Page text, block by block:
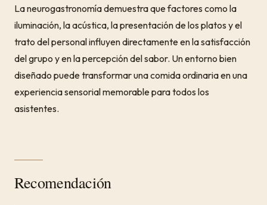
La neurogastronomía demuestra que factores como la
iluminación, la acústica, la presentación de los platos y el
trato del personal influyen directamente en la satisfacción
del grupo y en la percepción del sabor. Un entorno bien
diseñado puede transformar una comida ordinaria en una
experiencia sensorial memorable para todos los
asistentes.
Recomendación